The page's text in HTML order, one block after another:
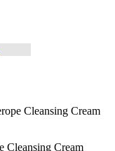
Cleansing Cream